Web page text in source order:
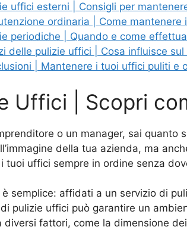
uffici esterni | Consigli per
ordinaria | Come
periodiche | Quando e come
delle pulizie uffici | Cosa influisce
| Mantenere i tuoi uffici puliti
Uffici | Scopri
o un manager, sai
della tua azienda, ma
tuoi uffici sempre in ordine senza
semplice: affidati a un servizio di
di pulizie uffici può garantire un
diversi fattori, come la dimensione